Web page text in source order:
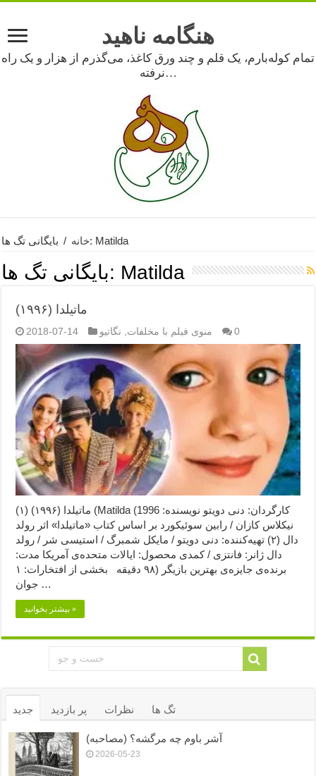
هنگامه ناهید
تمام کوله‌بارم، یک قلم و چند ورق کاغذ، می‌گذرم از هزار و یک راه
نرفته…
خانه / بایگانی تگ ها: Matilda
بایگانی تگ ها: Matilda
ماتیلدا (۱۹۹۶)
2018-07-14 منوی فیلم با مخلفات نگاتیو 0
ماتیلدا (۱۹۹۶) (۱) (Matilda (1996 کارگردان: دنی دویتو نویسنده:
نیکلاس کازان / رابین سوئیکورد بر اساس کتاب «ماتیلدا» اثر رولد
دال (۲) تهیه‌کننده: دنی دویتو / مایکل شمبرگ / استیسی شر / رولد
دال ژانر: فانتزی / کمدی محصول: ایالات متحده‌ی آمریکا مدت:
۹۸ دقیقه بخشی از افتخارات: ۱) برنده‌ی جایزه‌ی بهترین بازیگر
جوان …
بیشتر بخوانید »
جدید پر بازدید نظرات تگ ها
آشر باوم چه مرگشه؟ (مصاحبه)
2026-05-23